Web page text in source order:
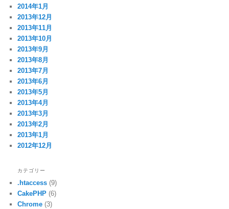
2014年1月
2013年12月
2013年11月
2013年10月
2013年9月
2013年8月
2013年7月
2013年6月
2013年5月
2013年4月
2013年3月
2013年2月
2013年1月
2012年12月
カテゴリー
.htaccess (9)
CakePHP (6)
Chrome (3)